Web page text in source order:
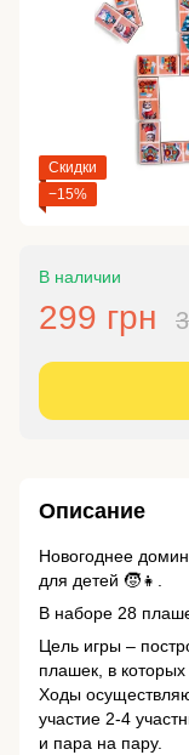
Скидки
−15%
В наличии
299 грн
Описание
Новогоднее
для детей 🧒👧.
В наборе 28
Цель игры –
плашек, в которых
Ходы
участие 2-4
и пара на пару.